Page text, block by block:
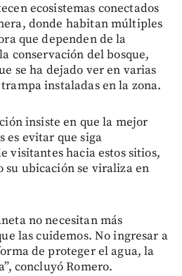
ecosistemas conectados
donde habitan múltiples
que dependen de la
conservación del bosque,
se ha dejado ver en varias
instaladas en la zona.
insiste en que la mejor
es evitar que siga
visitantes hacia estos sitios,
su ubicación se viraliza en
no necesitan más
las cuidemos. No ingresar a
de proteger el agua, la
concluyó Romero.